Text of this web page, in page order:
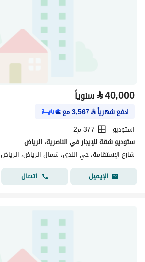
⃁40,000 سنوياً
ادفع شهرياً⃁
3,567مع
استوديو
377 م2
ستوديو شقة للإيجار في الناصرية، الرياض
شارع الإستقامة، حي الندى، شمال الرياض، الرياض
الإيميل
اتصال